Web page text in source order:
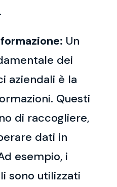
Un
dei
aziendali è la
Questi
di raccogliere,
dati in
esempio, i
sono utilizzati